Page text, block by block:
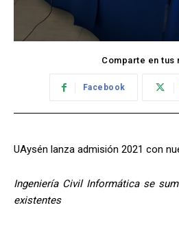
Comparte en tus
Facebook
UAysén lanza admisión 2021 con
Ingeniería Civil Informática se
existentes